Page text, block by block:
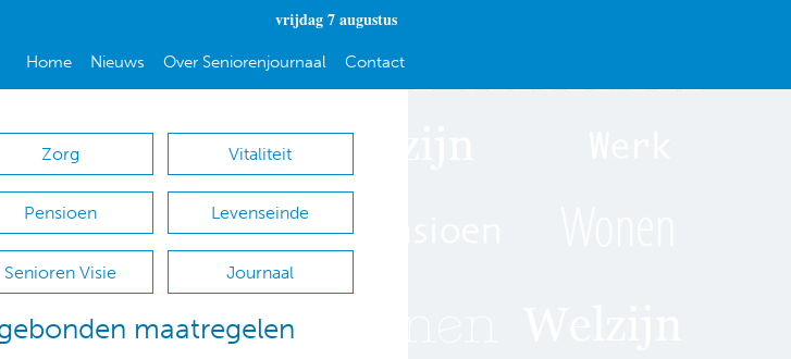
vrijdag 7 augustus
Home Nieuws Over Seniorenjournaal Contact
Zorg Vitaliteit
Pensioen Levenseinde
Senioren Visie Journaal
maatregelen